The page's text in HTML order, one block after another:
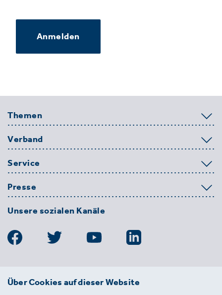
Anmelden
Themen
Verband
Service
Presse
Unsere sozialen Kanäle
BDE
Über Cookies auf dieser Website